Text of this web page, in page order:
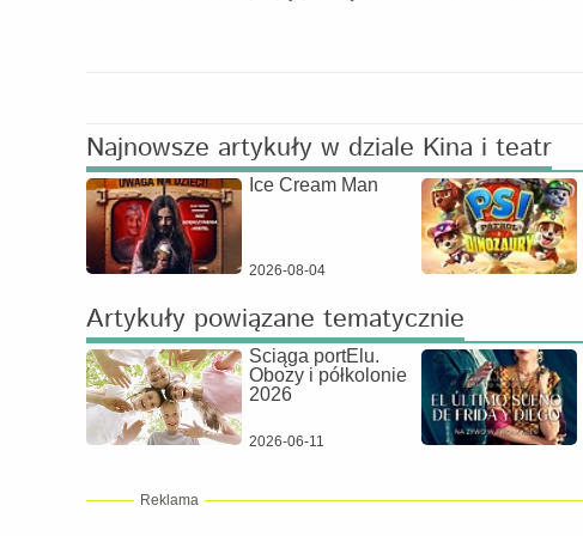
Najnowsze artykuły w dziale Kina i teatr
Ice Cream Man
2026-08-04
Artykuły powiązane tematycznie
Ściąga portElu.
Obozy i półkolonie
2026
2026-06-11
Reklama